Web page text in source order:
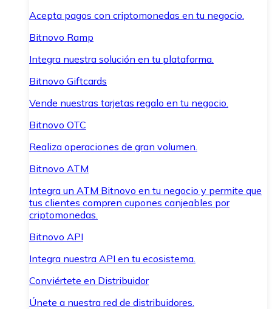
Acepta pagos con criptomonedas en tu negocio.
Bitnovo Ramp
Integra nuestra solución en tu plataforma.
Bitnovo Giftcards
Vende nuestras tarjetas regalo en tu negocio.
Bitnovo OTC
Realiza operaciones de gran volumen.
Bitnovo ATM
Integra un ATM Bitnovo en tu negocio y permite que
tus clientes compren cupones canjeables por
criptomonedas.
Bitnovo API
Integra nuestra API en tu ecosistema.
Conviértete en Distribuidor
Únete a nuestra red de distribuidores.